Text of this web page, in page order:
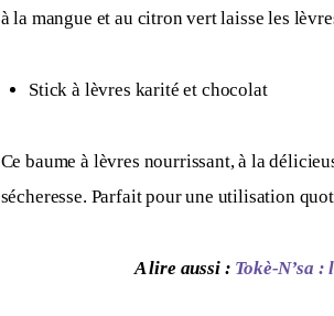
à la mangue et au citron vert laisse les
Stick à lèvres karité et chocolat
Ce baume à lèvres nourrissant, à la
sécheresse. Parfait pour une utilisation
A lire aussi : Tokè-N’sa